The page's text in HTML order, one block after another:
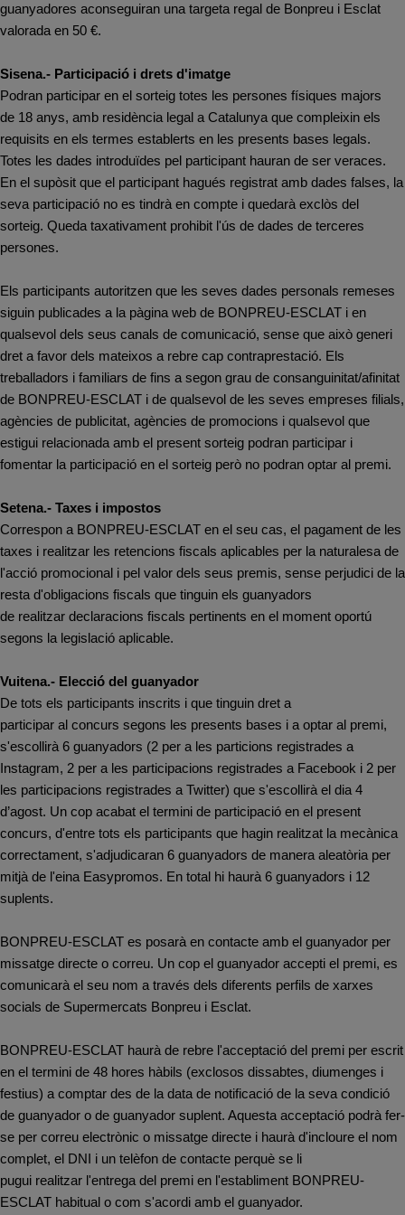
guanyadores aconseguiran una targeta regal de Bonpreu i Esclat
valorada en 50 €.
Sisena.- Participació i drets d'imatge
Podran participar en el sorteig totes les persones físiques majors
de 18 anys, amb residència legal a Catalunya que compleixin els
requisits en els termes establerts en les presents bases legals.
Totes les dades introduïdes pel participant hauran de ser veraces.
En el supòsit que el participant hagués registrat amb dades falses, la
seva participació no es tindrà en compte i quedarà exclòs del
sorteig. Queda taxativament prohibit l'ús de dades de terceres
persones.
Els participants autoritzen que les seves dades personals remeses
siguin publicades a la pàgina web de BONPREU-ESCLAT i en
qualsevol dels seus canals de comunicació, sense que això generi
dret a favor dels mateixos a rebre cap contraprestació. Els
treballadors i familiars de fins a segon grau de consanguinitat/afinitat
de BONPREU-ESCLAT i de qualsevol de les seves empreses filials,
agències de publicitat, agències de promocions i qualsevol que
estigui relacionada amb el present sorteig podran participar i
fomentar la participació en el sorteig però no podran optar al premi.
Setena.- Taxes i impostos
Correspon a BONPREU-ESCLAT en el seu cas, el pagament de les
taxes i realitzar les retencions fiscals aplicables per la naturalesa de
l'acció promocional i pel valor dels seus premis, sense perjudici de la
resta d'obligacions fiscals que tinguin els guanyadors
de realitzar declaracions fiscals pertinents en el moment oportú
segons la legislació aplicable.
Vuitena.- Elecció del guanyador
De tots els participants inscrits i que tinguin dret a
participar al concurs segons les presents bases i a optar al premi,
s'escollirà 6 guanyadors (2 per a les particions registrades a
Instagram, 2 per a les participacions registrades a Facebook i 2 per
les participacions registrades a Twitter) que s'escollirà el dia 4
d’agost. Un cop acabat el termini de participació en el present
concurs, d'entre tots els participants que hagin realitzat la mecànica
correctament, s'adjudicaran 6 guanyadors de manera aleatòria per
mitjà de l'eina Easypromos. En total hi haurà 6 guanyadors i 12
suplents.
BONPREU-ESCLAT es posarà en contacte amb el guanyador per
missatge directe o correu. Un cop el guanyador accepti el premi, es
comunicarà el seu nom a través dels diferents perfils de xarxes
socials de Supermercats Bonpreu i Esclat.
BONPREU-ESCLAT haurà de rebre l'acceptació del premi per escrit
en el termini de 48 hores hàbils (exclosos dissabtes, diumenges i
festius) a comptar des de la data de notificació de la seva condició
de guanyador o de guanyador suplent. Aquesta acceptació podrà fer-
se per correu electrònic o missatge directe i haurà d'incloure el nom
complet, el DNI i un telèfon de contacte perquè se li
pugui realitzar l'entrega del premi en l'establiment BONPREU-
ESCLAT habitual o com s'acordi amb el guanyador.